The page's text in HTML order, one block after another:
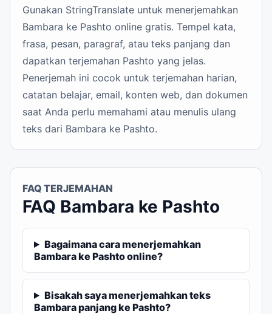
Gunakan StringTranslate untuk menerjemahkan
Bambara ke Pashto online gratis. Tempel kata,
frasa, pesan, paragraf, atau teks panjang dan
dapatkan terjemahan Pashto yang jelas.
Penerjemah ini cocok untuk terjemahan harian,
catatan belajar, email, konten web, dan dokumen
saat Anda perlu memahami atau menulis ulang
teks dari Bambara ke Pashto.
FAQ TERJEMAHAN
FAQ Bambara ke Pashto
Bagaimana cara menerjemahkan
Bambara ke Pashto online?
Bisakah saya menerjemahkan teks
Bambara panjang ke Pashto?